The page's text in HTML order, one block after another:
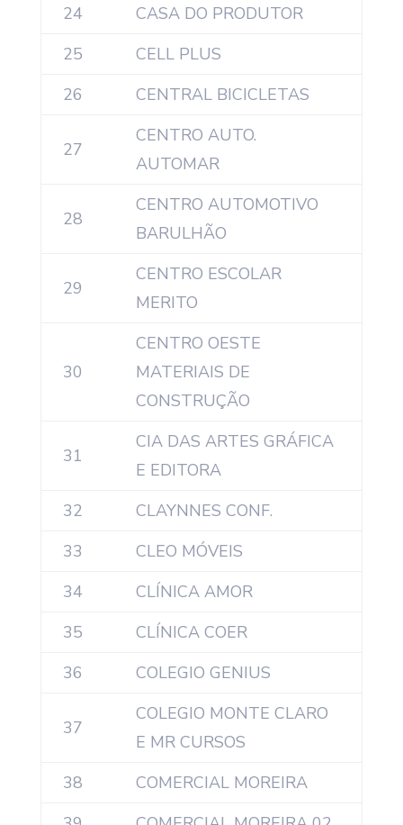
24
CASA DO PRODUTOR
25
CELL PLUS
26
CENTRAL BICICLETAS
27
CENTRO AUTO.
AUTOMAR
28
CENTRO AUTOMOTIVO
BARULHÃO
29
CENTRO ESCOLAR
MERITO
30
CENTRO OESTE
MATERIAIS DE
CONSTRUÇÃO
31
CIA DAS ARTES GRÁFICA
E EDITORA
32
CLAYNNES CONF.
33
CLEO MÓVEIS
34
CLÍNICA AMOR
35
CLÍNICA COER
36
COLEGIO GENIUS
37
COLEGIO MONTE CLARO
E MR CURSOS
38
COMERCIAL MOREIRA